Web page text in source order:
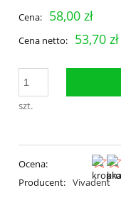
Cena: 58,00 zł
Cena netto: 53,70 zł
szt.
Ocena:
Producent: Vivadent